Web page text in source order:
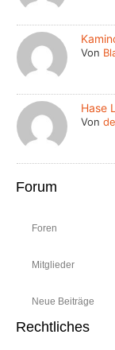
Von
Hase
Von
Forum
Foren
Mitglieder
Neue Beiträge
Rechtliches